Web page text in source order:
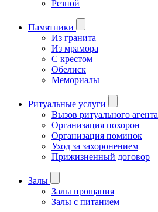
Резной
Памятники
Из гранита
Из мрамора
С крестом
Обелиск
Мемориалы
Ритуальные услуги
Вызов ритуального агента
Организация похорон
Организация поминок
Уход за захоронением
Прижизненный договор
Залы
Залы прощания
Залы с питанием